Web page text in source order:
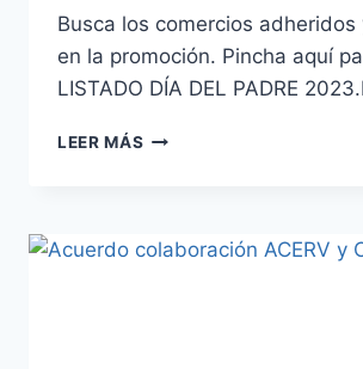
Busca los comercios adheridos
en la promoción. Pincha aquí
LISTADO DÍA DEL PADRE
LEER MÁS DÍA